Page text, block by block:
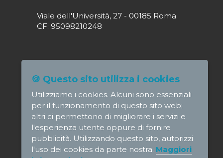
Viale dell'Università, 27 - 00185 Roma
CF: 95098210248
Direttore responsabile: Paola Alagia
direttore@nursindsanita.it
Redazione: redazione@nursindsanita.it
© NursindSanita - e-mail:
🍪 Questo sito utilizza i cookies
Utilizziamo i cookies. Alcuni sono essenziali
per il funzionamento di questo sito web;
altri ci permettono di migliorare i servizi e
l'esperienza utente oppure di fornire
pubblicità. Utilizzando questo sito, autorizzi
l'uso dei cookies da parte nostra. Maggiori